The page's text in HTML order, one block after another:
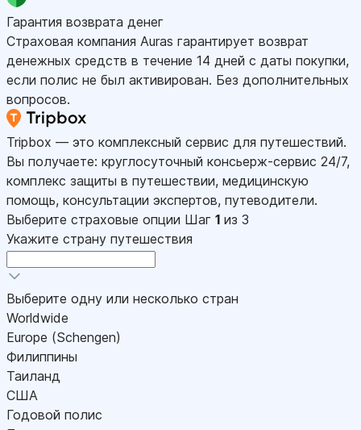
Гарантия возврата денег
Страховая компания Auras гарантирует возврат
денежных средств в течение 14 дней с даты покупки,
если полис не был активирован. Без дополнительных
вопросов.
Tripbox — это комплексный сервис для путешествий.
Вы получаете: круглосуточный консьерж-сервис 24/7,
комплекс защиты в путешествии, медицинскую
помощь, консультации экспертов, путеводители.
Выберите страховые опции Шаг 1 из 3
Укажите страну путешествия
Выберите одну или несколько стран
Worldwide
Europe (Schengen)
Филиппины
Таиланд
США
Годовой полис